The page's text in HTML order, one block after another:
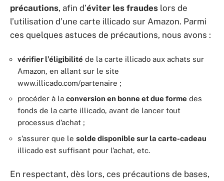
précautions, afin d’éviter les fraudes lors de
l’utilisation d’une carte illicado sur Amazon. Parmi
ces quelques astuces de précautions, nous avons :
vérifier l’éligibilité de la carte illicado aux achats sur
Amazon, en allant sur le site
www.illicado.com/partenaire ;
procéder à la conversion en bonne et due forme des
fonds de la carte illicado, avant de lancer tout
processus d’achat ;
s’assurer que le solde disponible sur la carte-cadeau
illicado est suffisant pour l’achat, etc.
En respectant, dès lors, ces précautions de bases,